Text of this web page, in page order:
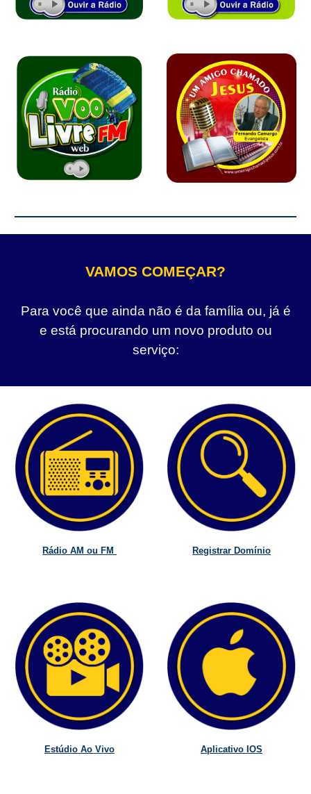
VAMOS COMEÇAR?
Para você que ainda não é da família ou, já é
e está procurando um novo produto ou
serviço:
Rádio AM ou FM Registrar Domínio
Estúdio Ao Vivo Aplicativo IOS